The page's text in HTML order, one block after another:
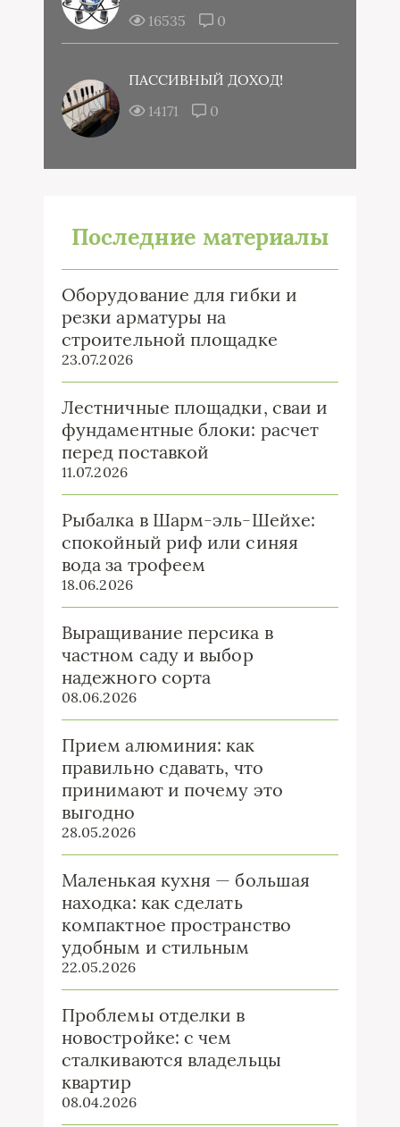
16535 0
ПАССИВНЫЙ ДОХОД!
14171
0
Последние материалы
Оборудование для гибки и
резки арматуры на
строительной площадке
23.07.2026
Лестничные площадки, сваи и
фундаментные блоки: расчет
перед поставкой
11.07.2026
Рыбалка в Шарм-эль-Шейхе:
спокойный риф или синяя
вода за трофеем
18.06.2026
Выращивание персика в
частном саду и выбор
надежного сорта
08.06.2026
Прием алюминия: как
правильно сдавать, что
принимают и почему это
выгодно
28.05.2026
Маленькая кухня — большая
находка: как сделать
компактное пространство
удобным и стильным
22.05.2026
Проблемы отделки в
новостройке: с чем
сталкиваются владельцы
квартир
08.04.2026